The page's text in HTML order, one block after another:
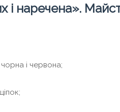
і наречена».
і червона;